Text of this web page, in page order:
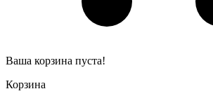
Ваша корзина пуста!
Корзина